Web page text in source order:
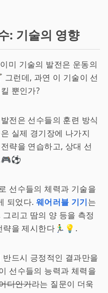
: 기술의 영향
미 기술의 발전은 운동의
런데, 과연 이 기술이 선
뿐인가?
전은 선수들의 훈련 방식
실제 경기장에 나가지
략을 연습하고, 상대 선
선수들의 체력과 기술을
되었다. 웨어러블 기기는
리고 땀의 양 등을 측정
을 제시한다🏃‍♂️💡.
드시 긍정적인 결과만을
선수들의 능력과 체력을
디인가라는 질문이 더욱